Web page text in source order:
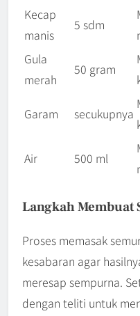
Kecap
manis
5 sdm
Gula
merah
50 gram
Garam secukupnya
Air 500 ml
Langkah Membuat
Proses memasak
kesabaran agar
meresap sempurna.
dengan teliti untuk